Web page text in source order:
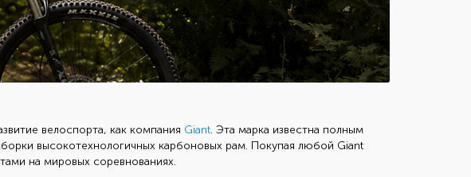
велоспорта, как компания Giant. Эта марка известна полным
высокотехнологичных карбоновых рам. Покупая любой Giant
на мировых соревнованиях.